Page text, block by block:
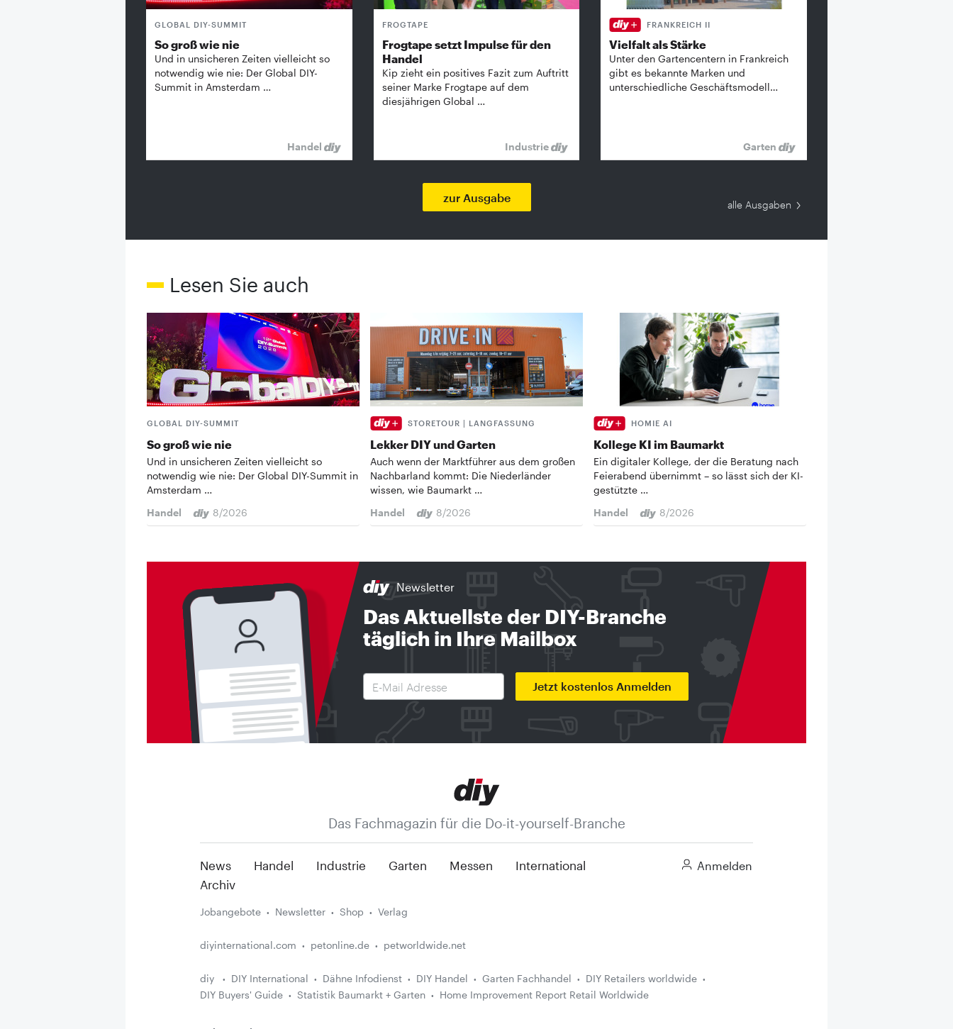
GLOBAL DIY-SUMMIT
So groß wie nie
Und in unsicheren Zeiten vielleicht so
notwendig wie nie: Der Global DIY-
Summit in Amsterdam …
Handel
FROGTAPE
Frogtape setzt Impulse für den
Handel
Kip zieht ein positives Fazit zum Auftritt
seiner Marke Frogtape auf dem
diesjährigen Global …
Industrie
FRANKREICH II
Vielfalt als Stärke
Unter den Gartencentern in Frankreich
gibt es bekannte ­Marken und
unterschiedliche Geschäftsmodell…
Garten
zur Ausgabe
alle Ausgaben
Lesen Sie auch
GLOBAL DIY-SUMMIT
So groß wie nie
Und in unsicheren Zeiten vielleicht so
notwendig wie nie: Der Global DIY-Summit in
Amsterdam …
Handel
8/2026
STORETOUR | LANGFASSUNG
Lekker DIY und Garten
Auch wenn der Marktführer aus dem großen
Nachbarland kommt: Die Niederländer
wissen, wie Baumarkt …
Handel
8/2026
HOMIE AI
Kollege KI im Baumarkt
Ein digitaler Kollege, der die Beratung nach
Feierabend übernimmt – so lässt sich der KI-
gestützte …
Handel
8/2026
Newsletter
Das Aktuellste der DIY-Branche
täglich in Ihre Mailbox
Jetzt kostenlos Anmelden
Das Fachmagazin für die Do-it-yourself-Branche
News Handel Industrie Garten Messen
International
Archiv
Anmelden
Jobangebote Newsletter Shop Verlag
diyinternational.com petonline.de petworldwide.net
diy DIY International Dähne Infodienst DIY Handel Garten Fachhandel
DIY Retailers worldwide
DIY Buyers' Guide
Statistik Baumarkt + Garten Home Improvement Report Retail Worldwide